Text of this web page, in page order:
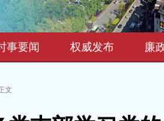
事要闻 权威发布 廉
文